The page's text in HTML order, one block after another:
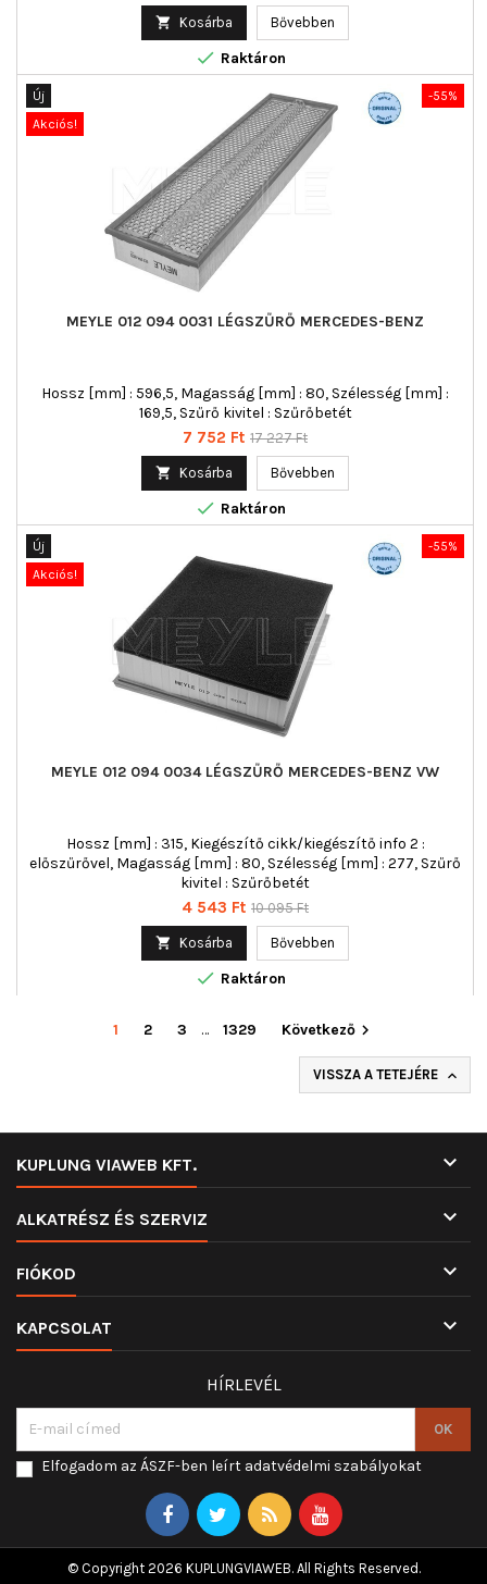
 Kosárba Bővebben
 Raktáron
-55%
Új
Akciós!
MEYLE 012 094 0031 LÉGSZŰRŐ MERCEDES-BENZ
Hossz [mm] : 596,5, Magasság [mm] : 80, Szélesség [mm] :
169,5, Szűrő kivitel : Szűrőbetét
Ár
7 752 Ft Normál
17 227 Ft
 Kosárba Bővebben
 Raktáron
-55%
Új
Akciós!
MEYLE 012 094 0034 LÉGSZŰRŐ MERCEDES-BENZ VW
Hossz [mm] : 315, Kiegészítő cikk/kiegészítő info 2 :
előszűrővel, Magasság [mm] : 80, Szélesség [mm] : 277, Szűrő
kivitel : Szűrőbetét
Ár
4 543 Ft Normál
10 095 Ft
 Kosárba Bővebben
 Raktáron
1 2 3 … 1329 Következő
VISSZA A TETEJÉRE 
KUPLUNG VIAWEB KFT. 
ALKATRÉSZ ÉS SZERVIZ 
FIÓKOD 
KAPCSOLAT 
HÍRLEVÉL
Elfogadom az ÁSZF-ben leírt adatvédelmi szabályokat
© Copyright 2026 KUPLUNGVIAWEB. All Rights Reserved.